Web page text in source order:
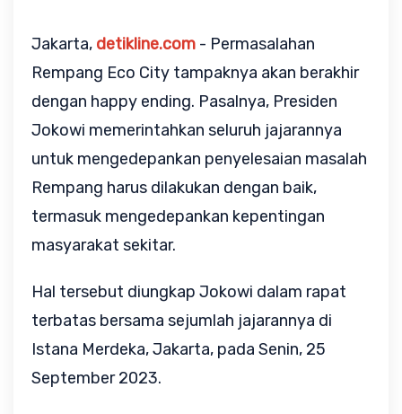
Jakarta, detikline.com - Permasalahan
Rempang Eco City tampaknya akan berakhir
dengan happy ending. Pasalnya, Presiden
Jokowi memerintahkan seluruh jajarannya
untuk mengedepankan penyelesaian masalah
Rempang harus dilakukan dengan baik,
termasuk mengedepankan kepentingan
masyarakat sekitar.
Hal tersebut diungkap Jokowi dalam rapat
terbatas bersama sejumlah jajarannya di
Istana Merdeka, Jakarta, pada Senin, 25
September 2023.